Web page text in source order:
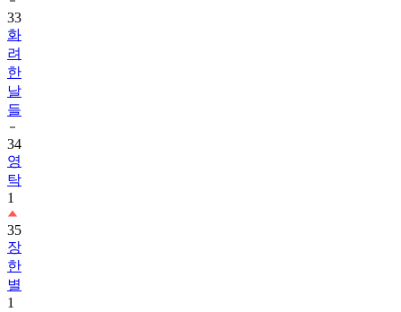
33
화
려
한
날
들
34
영
탁
1
35
장
한
별
1